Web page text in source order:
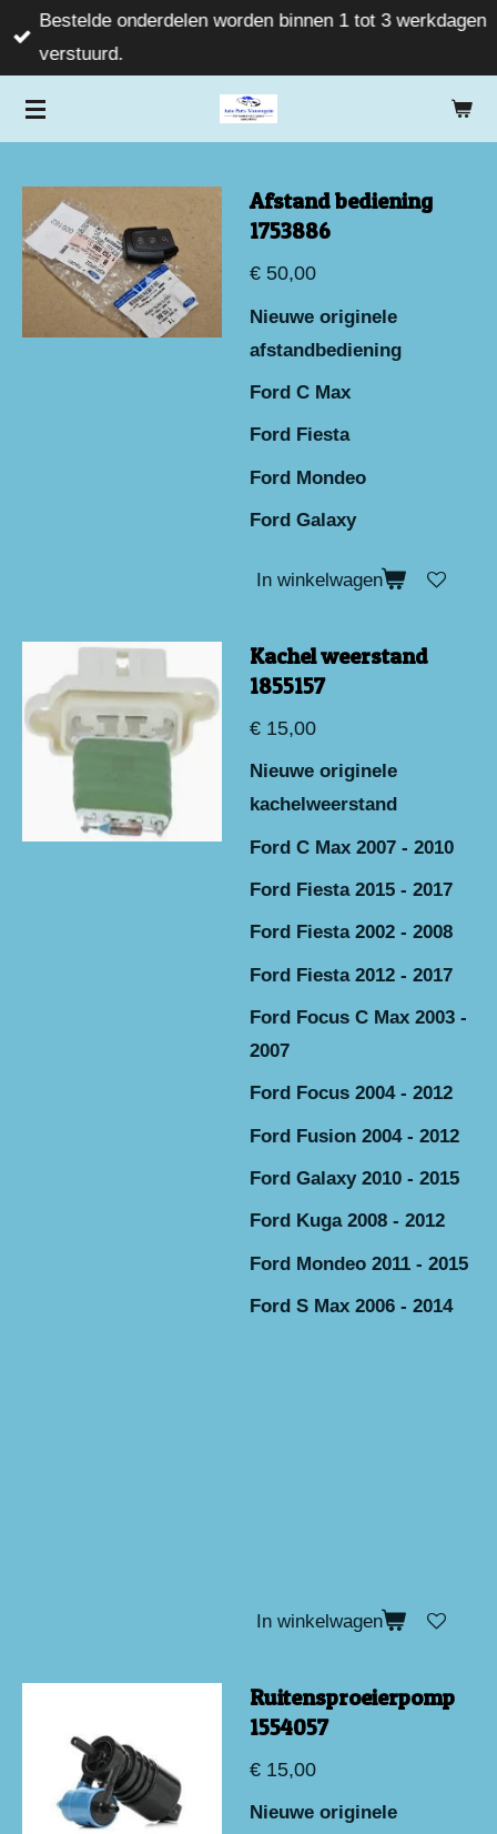
Ga
direct
de
Bestelde onderdelen worden binnen 1 tot 3 werkdagen
verstuurd.
Afstand bediening
1753886
€ 50,00
Nieuwe originele
afstandbediening
Ford C Max
Ford Fiesta
Ford Mondeo
Ford Galaxy
In winkelwagen
Kachel weerstand
1855157
€ 15,00
Nieuwe originele
kachelweerstand
Ford C Max 2007 - 2010
Ford Fiesta 2015 - 2017
Ford Fiesta 2002 - 2008
Ford Fiesta 2012 - 2017
Ford Focus C Max 2003 -
2007
Ford Focus 2004 - 2012
Ford Fusion 2004 - 2012
Ford Galaxy 2010 - 2015
Ford Kuga 2008 - 2012
Ford Mondeo 2011 - 2015
Ford S Max 2006 - 2014
In winkelwagen
Ruitensproeierpomp
1554057
€ 15,00
Nieuwe originele